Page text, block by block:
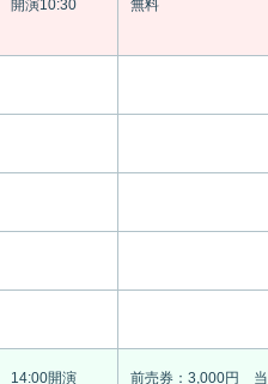
開演10:30 無料
14:00開演
前売券：3,000円 当